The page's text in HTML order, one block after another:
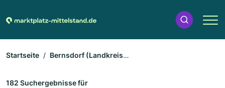
Startseite
Bernsdorf (Landkreis
182 Suchergebnisse für